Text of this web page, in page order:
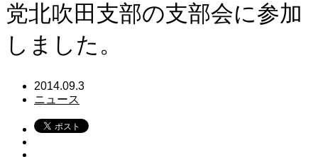
党北吹田支部の支部会に参加
しました。
2014.09.3
ニュース